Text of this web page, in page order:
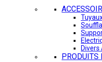
Divers
PRODUITS